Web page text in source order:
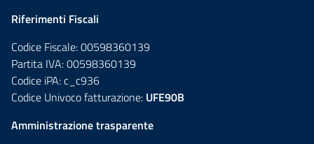
Riferimenti Fiscali
Codice Fiscale: 00598360139
Partita IVA: 00598360139
Codice iPA: c_c936
Codice Univoco fatturazione: UFE90B
Amministrazione trasparente